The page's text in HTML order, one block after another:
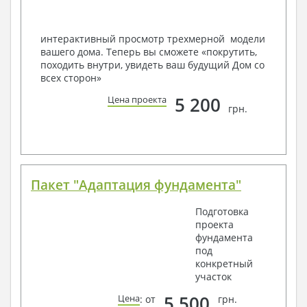
условий, за дополнительную плату.
Получить профессиональную консультацию у
наших специалистов, Вы можете любым
способом связи: закажите обратный звонок,
по viber, e-mail, телефон -
интерактивный просмотр трехмерной модели
вашего дома. Теперь вы сможете «покрутить,
походить внутри, увидеть ваш будущий Дом со
всех сторон»
Цена проекта 5 200 грн.
Пакет "Адаптация фундамента"
Подготовка
проекта
фундамента
под
конкретный
участок
Цена: от грн.